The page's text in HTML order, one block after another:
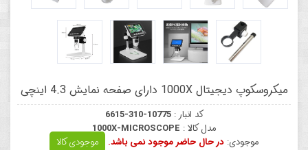
میکروسکوپ دیجیتال 1000X دارای صفحه نمایش 4.3 اینچی
کد انبار :6615-310-10775
مدل کالا : 1000X-MICROSCOPE
موجودی: در حال حاضر موجود نمی باشد. موجودی کالا